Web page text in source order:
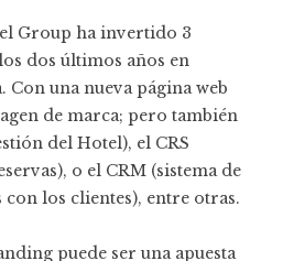
Group ha invertido 3
dos últimos años en
una nueva página web
de marca; pero también
del Hotel), el CRS
o el CRM (sistema de
con los clientes), entre otras.
puede ser una apuesta